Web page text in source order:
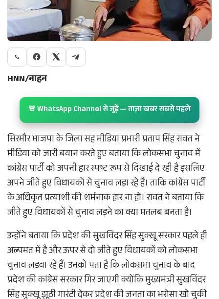
HNN/नाहन
🚨 WhatsApp Channel से जुड़ें — ताज़ा खबर सबसे पहले
सिरमौर भाजपा के जिला सह मीडिया प्रभारी प्रताप सिंह रावत ने
मीडिया को जारी बयान करते हुए बताया कि लोकसभा चुनाव में
कांग्रेस पार्टी को अपनी हार स्पष्ट रूप से दिखाई दे रही है इसलिए
अपने जीते हुए विधायकों से चुनाव लड़ा रहे हैं। ताकि कांग्रेस पार्टी
के अधिकृत प्रत्याशी की शर्मनाक हार ना हो। रावत ने बताया कि
जीते हुए विधायकों से चुनाव लड़ने का क्या मतलब बनता है।
उन्होंने बताया कि प्रदेश की सुखविंदर सिंह सुक्खू सरकार पहले ही
अल्पमत में है और ऊपर से दो जीते हुए विधायकों को लोकसभा
चुनाव लडवा रहे हैं। उनको पता है कि लोकसभा चुनाव के बाद
प्रदेश की कांग्रेस सरकार गिर जाएगी क्योंकि मुख्यमंत्री सुखविंदर
सिंह सुक्खू झूठी गारंटी देकर प्रदेश की जनता का भरोसा खो चुकी